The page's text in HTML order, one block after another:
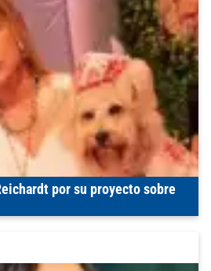
por su proyecto sobre